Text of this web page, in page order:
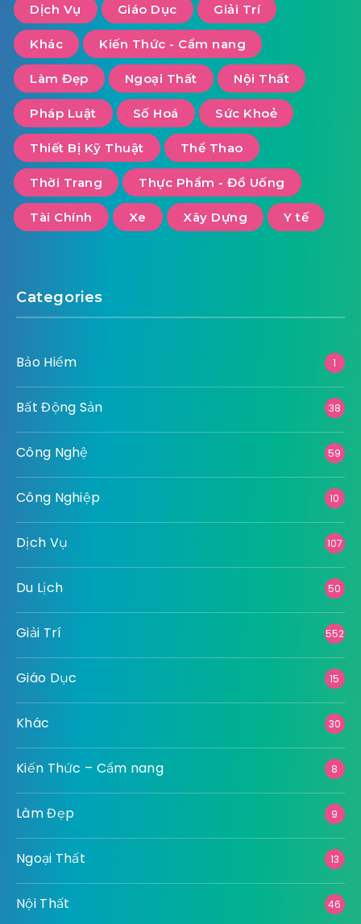
Dịch Vụ Giáo Dục Giải Trí
Khác Kiến Thức - Cẩm nang
Làm Đẹp Ngoại Thất Nội Thất
Pháp Luật Số Hoá Sức Khoẻ
Thiết Bị Kỹ Thuật Thể Thao
Thời Trang Thực Phẩm - Đồ Uống
Tài Chính Xe Xây Dựng Y tế
Categories
Bảo Hiểm 1
Bất Động Sản 38
Công Nghệ 59
Công Nghiệp 10
Dịch Vụ 107
Du Lịch 50
Giải Trí 552
Giáo Dục 15
Khác 30
Kiến Thức – Cẩm nang 8
Làm Đẹp 9
Ngoại Thất 13
Nội Thất 46